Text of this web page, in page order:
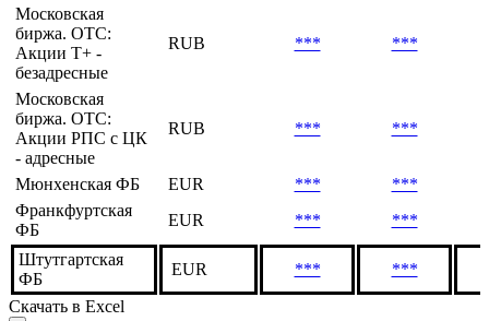
Московская
биржа. OTC:
Акции T+ -
безадресные
RUB *** ***
Московская
биржа. OTC:
Акции РПС с ЦК
- адресные
RUB *** ***
Мюнхенская ФБ EUR *** ***
Франкфуртская
ФБ
EUR *** ***
Штутгартская
ФБ
EUR *** ***
Скачать в Excel